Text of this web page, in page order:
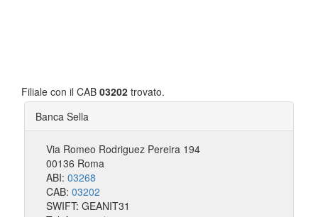
Filiale con il CAB 03202 trovato.
Banca Sella
Via Romeo Rodriguez Pereira 194
00136 Roma
ABI: 03268
CAB: 03202
SWIFT: GEANIT31